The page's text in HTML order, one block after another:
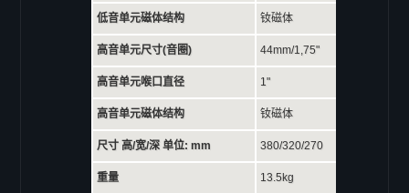
CX-8
CX-6
Ecoline EL 系列
EL-6
EL-8
EL-10
低音单元磁体结构 钕磁体
高音单元尺寸(音圈) 44mm/1,75"
高音单元喉口直径 1"
高音单元磁体结构 钕磁体
尺寸 高/宽/深 单位: mm 380/320/270
重量 13.5kg